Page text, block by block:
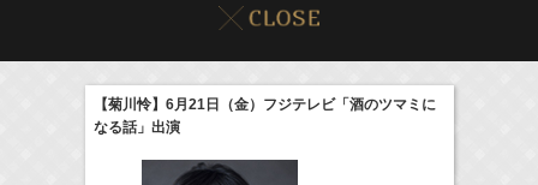
本日の出演情報8/8(Sat) イベント販売情報
17:55-18:00
(Radio) ラジオドラマ「一建設presents おうちのはなし」 髙橋ひかる
【菊川怜】6月21日（金）フジテレビ「酒のツマミに
なる話」出演